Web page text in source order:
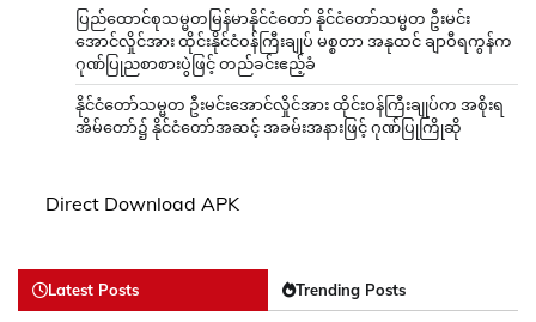
ပြည်ထောင်စုသမ္မတမြန်မာနိုင်ငံတော် နိုင်ငံတော်သမ္မတ ဦးမင်း
အောင်လှိုင်အား ထိုင်းနိုင်ငံဝန်ကြီးချုပ် မစ္စတာ အနုထင် ချာဝီရကွန်က
ဂုဏ်ပြုညစာစားပွဲဖြင့် တည်ခင်းဧည့်ခံ
နိုင်ငံတော်သမ္မတ ဦးမင်းအောင်လှိုင်အား ထိုင်းဝန်ကြီးချုပ်က အစိုးရ
အိမ်တော်၌ နိုင်ငံတော်အဆင့် အခမ်းအနားဖြင့် ဂုဏ်ပြုကြိုဆို
Direct Download APK
Latest Posts Trending Posts